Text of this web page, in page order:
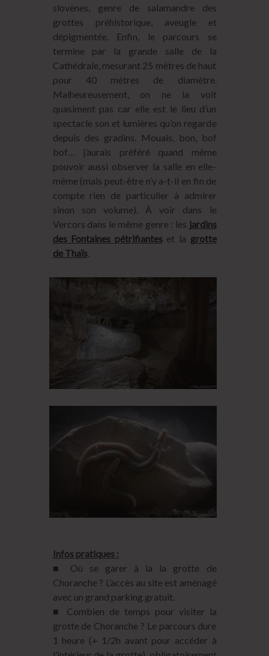
slovènes, genre de salamandre des
grottes préhistorique, aveugle et
dépigmentée. Enfin, le parcours se
termine par la grande salle de la
Cathédrale, mesurant 25 mètres de haut
pour 40 mètres de diamètre.
Malheureusement, on ne la voit
quasiment pas car elle est le lieu d’un
spectacle son et lumières qu’on regarde
depuis des gradins. Mouais, bon, bof
bof… j’aurais préféré quand même
pouvoir aussi observer la salle en elle-
même (mais peut-être n’y a-t-il en fin de
compte rien de particulier à admirer
sinon son volume). À voir dans le
Vercors dans le même genre : les jardins
des Fontaines pétrifianteset la grotte
de Thaïs.
Infos pratiques :
■ Où se garer à la la grotte de
Choranche ? L’accès au site est aménagé
avec un grand parking gratuit.
■ Combien de temps pour visiter la
grotte de Choranche ? Le parcours dure
1 heure (+ 1/2h avant pour accéder à